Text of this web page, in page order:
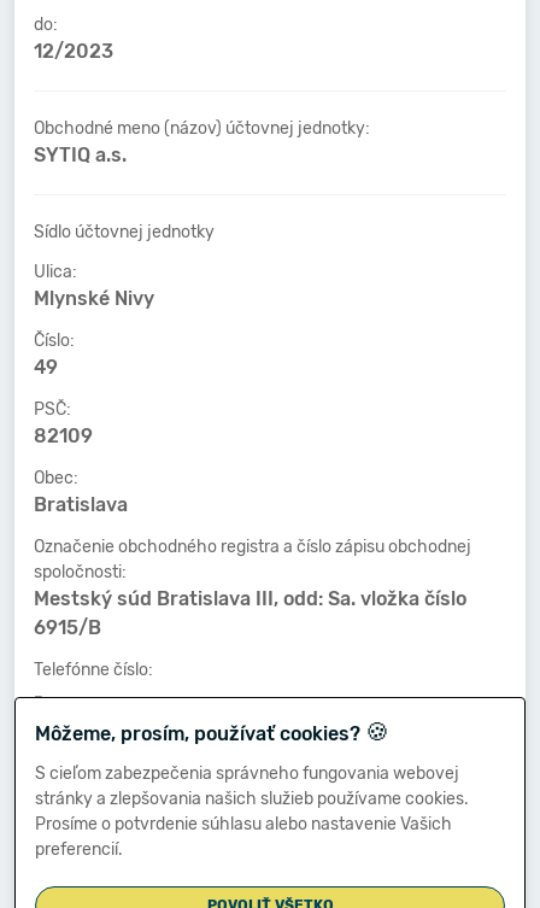
do:
12/2023
Obchodné meno (názov) účtovnej jednotky:
SYTIQ a.s.
Sídlo účtovnej jednotky
Ulica:
Mlynské Nivy
Číslo:
49
PSČ:
82109
Obec:
Bratislava
Označenie obchodného registra a číslo zápisu obchodnej
spoločnosti:
Mestský súd Bratislava III, odd: Sa. vložka číslo
6915/B
Telefónne číslo:
-
Faxové číslo:
-
E-mailová adresa:
-
Môžeme, prosím, používať cookies? 🍪
S cieľom zabezpečenia správneho fungovania webovej
stránky a zlepšovania našich služieb používame cookies.
Prosíme o potvrdenie súhlasu alebo nastavenie Vašich
preferencií.